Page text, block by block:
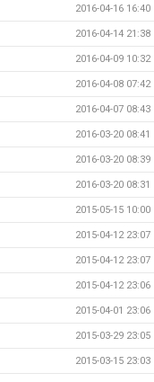
2016-04-16 16:40
2016-04-14 21:38
2016-04-09 10:32
2016-04-08 07:42
2016-04-07 08:43
2016-03-20 08:41
2016-03-20 08:39
2016-03-20 08:31
2015-05-15 10:00
2015-04-12 23:07
2015-04-12 23:07
2015-04-12 23:06
2015-04-01 23:06
2015-03-29 23:05
2015-03-15 23:03